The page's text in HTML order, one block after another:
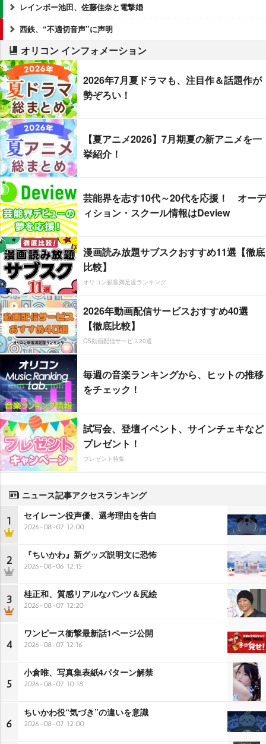
レインボー池田、佐藤佳奈と電撃婚
西鉄、“不適切音声”に声明
オリコン インフォメーション
2026年7月夏ドラマも、注目作＆話題作が
勢ぞろい！
【夏アニメ2026】7月期夏の新アニメを一
挙紹介！
芸能界を志す10代～20代を応援！ オーデ
ィション・スクール情報はDeview
漫画読み放題サブスクおすすめ11選【徹底
比較】
オリコン顧客満足度ランキング
2026年動画配信サービスおすすめ40選
【徹底比較】
CS動画配信サービス20選
毎週の音楽ランキングから、ヒットの推移
をチェック！
試写会、登壇イベント、サインチェキなど
プレゼント！
プレゼント特集
ニュース記事アクセスランキング
1 セイレーン役声優、選考理由を告白
2026-08-07 12:00
2 『ちいかわ』新グッズ説明文に恐怖
2026-08-06 12:15
3 桂正和、質感リアルなパンツ＆尻絵
2026-08-07 12:20
4
ワンピース衝撃最新話1ページ公開
2026-08-07 12:16
5
小倉唯、写真集表紙4パターン解禁
2026-08-07 10:18
6
ちいかわ役“気づき”の違いを意識
2026-08-07 12:00